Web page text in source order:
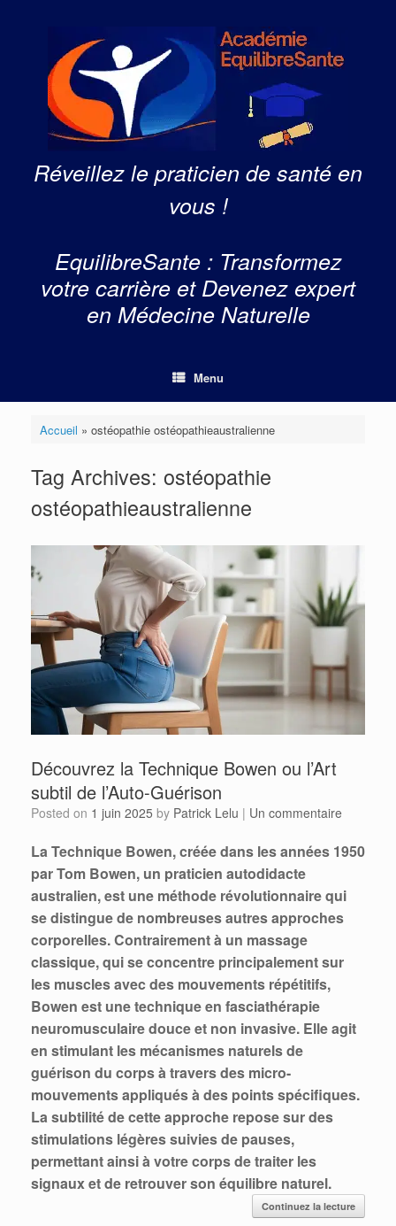
Réveillez le praticien de santé en
vous !
EquilibreSante : Transformez
votre carrière et Devenez expert
en Médecine Naturelle
Menu
Accueil » ostéopathie ostéopathieaustralienne
Tag Archives: ostéopathie
ostéopathieaustralienne
Découvrez la Technique Bowen ou l’Art
subtil de l’Auto-Guérison
Posted on 1 juin 2025 by Patrick Lelu | Un commentaire
La Technique Bowen, créée dans les années 1950
par Tom Bowen, un praticien autodidacte
australien, est une méthode révolutionnaire qui
se distingue de nombreuses autres approches
corporelles. Contrairement à un massage
classique, qui se concentre principalement sur
les muscles avec des mouvements répétitifs,
Bowen est une technique en fasciathérapie
neuromusculaire douce et non invasive. Elle agit
en stimulant les mécanismes naturels de
guérison du corps à travers des micro-
mouvements appliqués à des points spécifiques.
La subtilité de cette approche repose sur des
stimulations légères suivies de pauses,
permettant ainsi à votre corps de traiter les
signaux et de retrouver son équilibre naturel.
Continuez la lecture